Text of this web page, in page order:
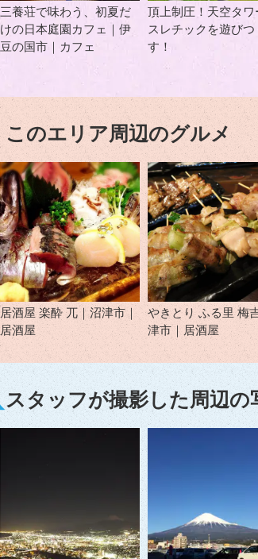
三養荘で味わう、初夏だ
けの日本庭園カフェ｜伊
豆の国市｜カフェ
頂上制圧！天空タワ
スレチックを遊びつ
す！
このエリア周辺のグルメ
居酒屋 楽酔 兀｜沼津市｜
居酒屋
やきとり ふる里 梅
津市｜居酒屋
スタッフが撮影した周辺の